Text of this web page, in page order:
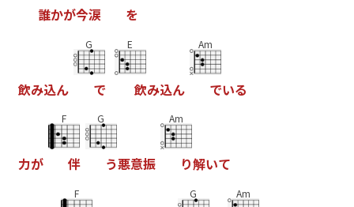
誰かが今涙 を
飲み込ん
G
で
E
飲み込ん
Am
でいる
力が
F
伴
G
う悪意振
Am
り解いて
F G Am